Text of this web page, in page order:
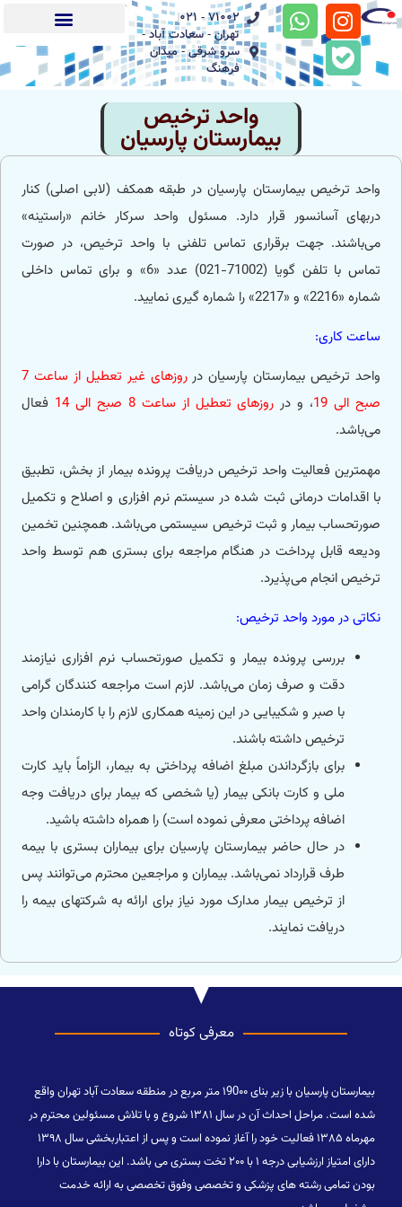
71002 - 021
تهران - سعادت آباد -
سرو شرقی - میدان
فرهنگ
واحد ترخیص
بیمارستان پارسیان
واحد ترخیص بیمارستان پارسیان در طبقه همکف (لابی اصلی) کنار
دربهای آسانسور قرار دارد. مسئول واحد سرکار خانم «راستینه»
می‌باشند. جهت برقراری تماس تلفنی با واحد ترخیص، در صورت
تماس با تلفن گویا (71002-021) عدد «6» و برای تماس داخلی
شماره «2216» و «2217» را شماره گیری نمایید.
ساعت کاری:
واحد ترخیص بیمارستان پارسیان در
روزهای غیر تعطیل از ساعت 7
صبح الی 19
، و در روزهای تعطیل از ساعت 8 صبح الی 14
فعال
می‌باشد.
مهمترین فعالیت واحد ترخیص دریافت پرونده بیمار از بخش، تطبیق
با اقدامات درمانی ثبت شده در سیستم نرم افزاری و اصلاح و تکمیل
صورتحساب بیمار و ثبت ترخیص سیستمی می‌باشد. همچنین تخمین
ودیعه قابل پرداخت در هنگام مراجعه برای بستری هم توسط واحد
ترخیص انجام می‌پذیرد.
نکاتی در مورد واحد ترخیص:
بررسی پرونده بیمار و تکمیل صورتحساب نرم افزاری نیازمند
دقت و صرف زمان می‌باشد. لازم است مراجعه کنندگان گرامی
با صبر و شکیبایی در این زمینه همکاری لازم را با کارمندان واحد
ترخیص داشته باشند.
برای بازگرداندن مبلغ اضافه پرداختی به بیمار، الزاماً باید کارت
ملی و کارت بانکی بیمار (یا شخصی که بیمار برای دریافت وجه
اضافه پرداختی معرفی نموده است) را همراه داشته باشید.
در حال حاضر بیمارستان پارسیان برای بیماران بستری با بیمه
طرف قرارداد نمی‌باشد. بیماران و مراجعین محترم می‌توانند پس
از ترخیص بیمار مدارک مورد نیاز برای ارائه به شرکتهای بیمه را
دریافت نمایند.
معرفی کوتاه
بیمارستان پارسیان با زیر بنای ۱90۰۰ متر مربع در منطقه سعادت آباد تهران واقع
شده است. مراحل احداث آن در سال ۱۳۸۱ شروع و با تلاش مسئولین محترم در
مهرماه ۱۳۸۵ فعالیت خود را آغاز نموده است و پس از اعتباربخشی سال ۱۳۹۸
دارای امتیاز ارزشیابی درجه ۱ با ۲۰۰ تخت بستری می باشد. این بیمارستان با دارا
بودن تمامی رشته های پزشکی و تخصصی وفوق تخصصی به ارائه خدمت